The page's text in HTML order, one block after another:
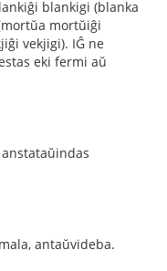
blankigi (blanka
mortŭiĝi
vekjigi). IĜ ne
eki fermi aŭ
antaŭvideba.